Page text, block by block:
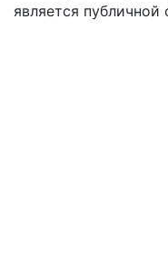
является публичной